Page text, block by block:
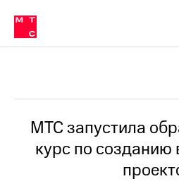
Медиа-центр
и акционерам
Устойчивое развитие
Комплаенс и деловая этика
компании
Карьера
История
компании
Руководство
в МТС
Пресс-
релизы
о технологиях
МТС запустила
курс по созданию